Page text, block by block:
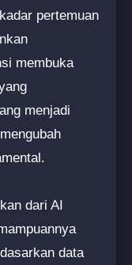
pertemuan
membuka
menjadi
dari AI
data